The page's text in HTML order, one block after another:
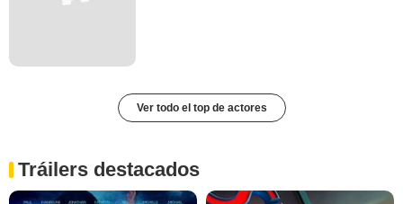
Ver todo el top de actores
Tráilers destacados